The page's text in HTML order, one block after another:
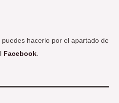
hacerlo por el apartado de
Facebook.